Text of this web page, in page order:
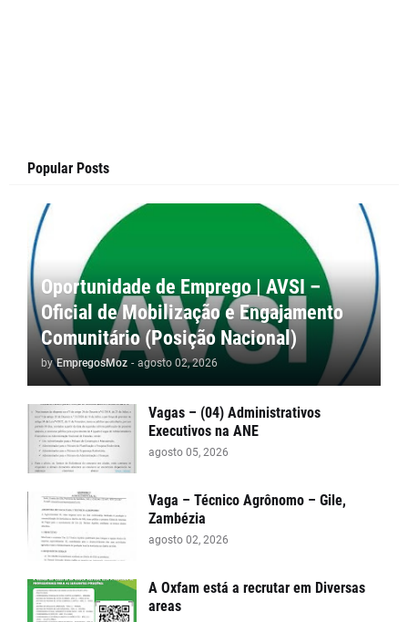
Popular Posts
Oportunidade de Emprego | AVSI –
Oficial de Mobilização e Engajamento
Comunitário (Posição Nacional)
by EmpregosMoz - agosto 02, 2026
Vagas – (04) Administrativos
Executivos na ANE
agosto 05, 2026
Vaga – Técnico Agrônomo – Gile,
Zambézia
agosto 02, 2026
A Oxfam está a recrutar em Diversas
areas